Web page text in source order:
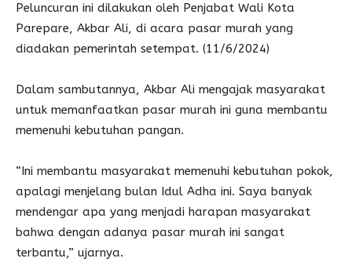
Peluncuran ini dilakukan oleh Penjabat Wali Kota
Parepare, Akbar Ali, di acara pasar murah yang
diadakan pemerintah setempat. (11/6/2024)
Dalam sambutannya, Akbar Ali mengajak masyarakat
untuk memanfaatkan pasar murah ini guna membantu
memenuhi kebutuhan pangan.
“Ini membantu masyarakat memenuhi kebutuhan pokok,
apalagi menjelang bulan Idul Adha ini. Saya banyak
mendengar apa yang menjadi harapan masyarakat
bahwa dengan adanya pasar murah ini sangat
terbantu,” ujarnya.